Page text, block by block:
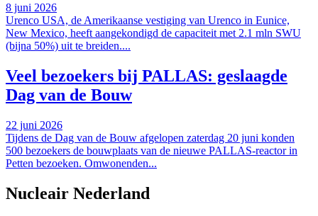
8 juni 2026
Urenco USA, de Amerikaanse vestiging van Urenco in Eunice,
New Mexico, heeft aangekondigd de capaciteit met 2.1 mln SWU
(bijna 50%) uit te breiden....
Veel bezoekers bij PALLAS: geslaagde
Dag van de Bouw
22 juni 2026
Tijdens de Dag van de Bouw afgelopen zaterdag 20 juni konden
500 bezoekers de bouwplaats van de nieuwe PALLAS-reactor in
Petten bezoeken. Omwonenden...
Nucleair Nederland